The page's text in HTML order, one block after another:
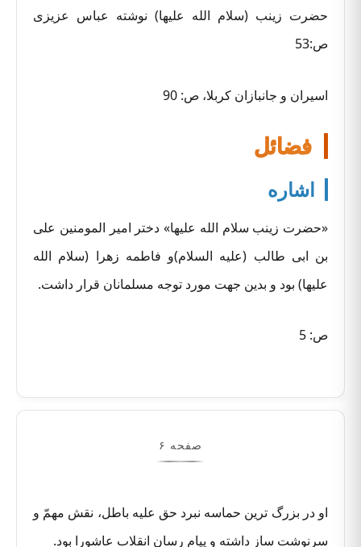
حضرت زینب (سلام الله علیها) نوشته عباس عزیزی
ص:53
اسیران و جانبازان کربلا، ص: 90
فضائل
اشاره
«حضرت زینب سلام الله علیها» دختر امیر المومنین علی
بن ابی طالب (علیه السلام)و فاطمه زهرا (سلام الله
علیها) بود و بدین جهت مورد توجه مسلمانان قرار داشت.
ص: 5
صفحه ۶
او در بزرگ ترین حماسه نبرد حق علیه باطل، نقش مهمّ و
سرنوشت ساز داشته و پیام رسان انقلاب عاشورا بود.